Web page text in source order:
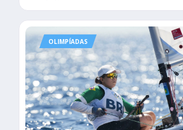
OLIMPÍADAS